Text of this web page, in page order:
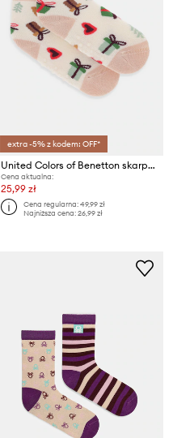
extra -5% z kodem: OFF*
United Colors of Benetton skarpetki dziecięce
Cena aktualna:
25,99 zł
Cena regularna:49,99 zł
Najniższa cena:26,99 zł